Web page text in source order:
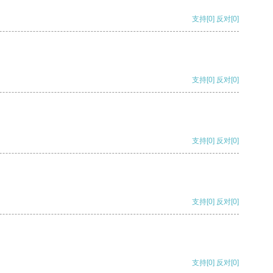
支持[0] 反对[0]
支持[0] 反对[0]
支持[0] 反对[0]
支持[0] 反对[0]
支持[0] 反对[0]